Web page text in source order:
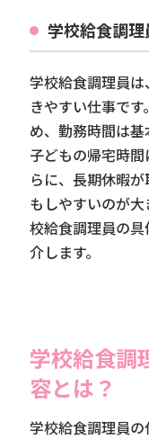
学校給食調理
学校給食調理員
きやすい仕事で
め、勤務時間は基
子どもの帰宅時
らに、長期休暇
もしやすいのが
校給食調理員の
介します。
学校給食調
容とは？
学校給食調理員